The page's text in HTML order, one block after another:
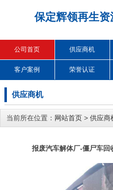
保定辉领再生资
公司首页 供应商机
客户案例 荣誉认证
供应商机
当前所在位置： 网站首页 > 供应商
报废汽车解体厂-僵尸车